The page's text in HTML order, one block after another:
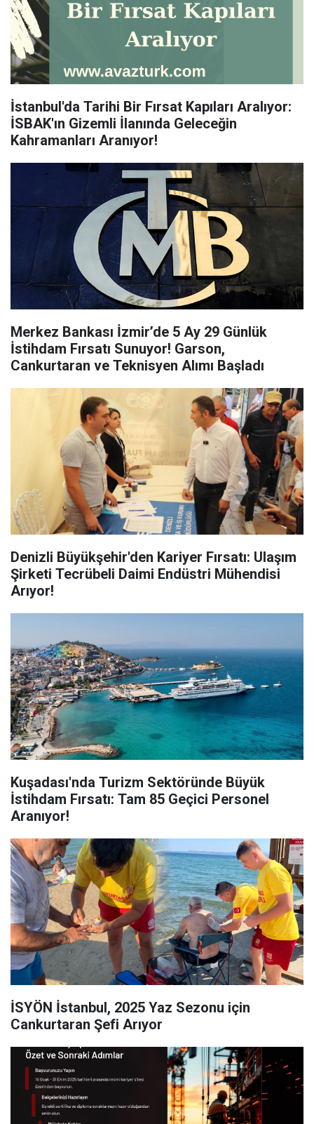
İstanbul'da Tarihi Bir Fırsat Kapıları Aralıyor:
İSBAK'ın Gizemli İlanında Geleceğin
Kahramanları Aranıyor!
Merkez Bankası İzmir’de 5 Ay 29 Günlük
İstihdam Fırsatı Sunuyor! Garson,
Cankurtaran ve Teknisyen Alımı Başladı
Denizli Büyükşehir'den Kariyer Fırsatı: Ulaşım
Şirketi Tecrübeli Daimi Endüstri Mühendisi
Arıyor!
Kuşadası'nda Turizm Sektöründe Büyük
İstihdam Fırsatı: Tam 85 Geçici Personel
Aranıyor!
İSYÖN İstanbul, 2025 Yaz Sezonu için
Cankurtaran Şefi Arıyor